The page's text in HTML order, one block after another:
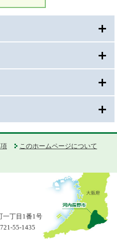
このホームページについて
丁目1番1号
55-1435